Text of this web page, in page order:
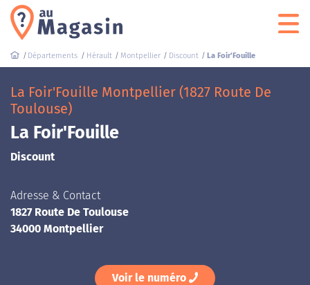
Départements Hérault Montpellier Discount La Foir'Fouille
La Foir'Fouille Montpellier (1827 Route De
Toulouse)
La Foir'Fouille
Discount
Adresse & Contact
1827 Route De Toulouse
34000 Montpellier
Voir le numéro